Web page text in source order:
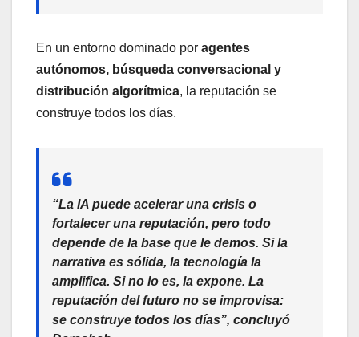
En un entorno dominado por agentes
autónomos, búsqueda conversacional y
distribución algorítmica, la reputación se
construye todos los días.
“La IA puede acelerar una crisis o
fortalecer una reputación, pero todo
depende de la base que le demos. Si la
narrativa es sólida, la tecnología la
amplifica. Si no lo es, la expone. La
reputación del futuro no se improvisa:
se construye todos los días”, concluyó